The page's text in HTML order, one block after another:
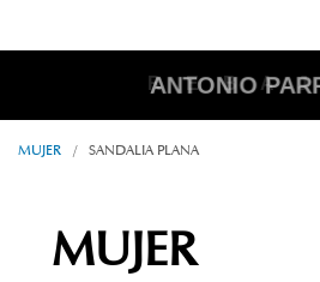
R E B A
ANTONIO
MUJER / SANDALIA PLANA
MUJER